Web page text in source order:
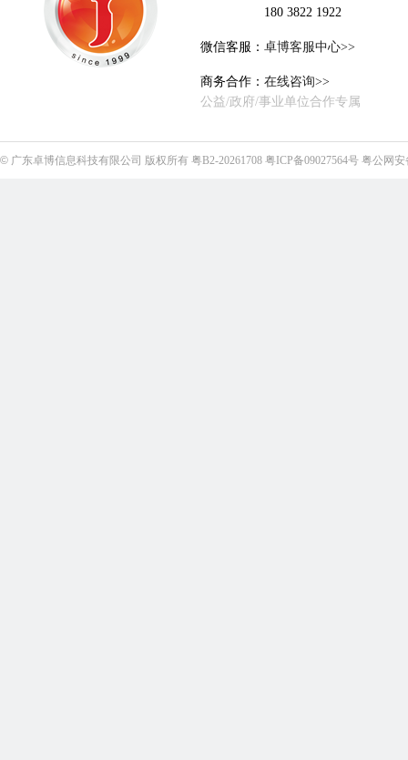
180 3822 1922
微信客服： 卓博客服中心>>
商务合作： 在线咨询>>
公益/政府/事业单位合作专属
© 广东卓博信息科技有限公司 版权所有 粤B2-20261708 粤ICP备09027564号 粤公网安